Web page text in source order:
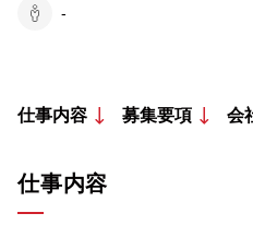
-
仕事内容 募集要項 会
仕事内容